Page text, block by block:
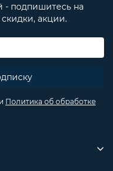
- подпишитесь на
акции.
Политика об обработке